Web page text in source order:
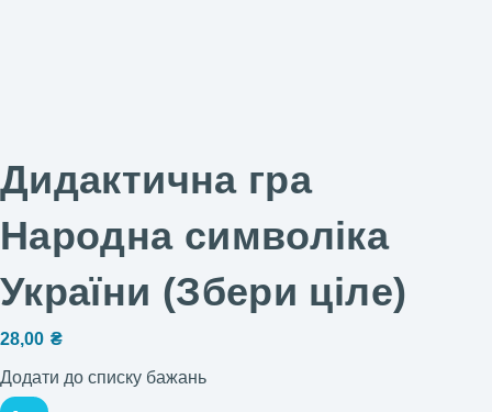
Дидактична гра
Народна символіка
України (Збери ціле)
28,00 ₴
Додати до списку бажань